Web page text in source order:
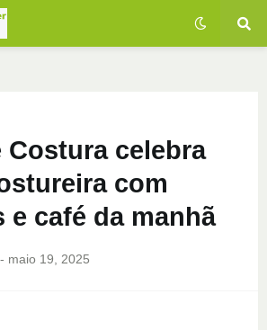
Costura celebra
com
e café da manhã
- maio 19, 2025